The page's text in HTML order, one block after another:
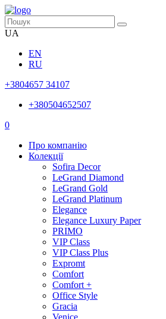
UA
EN
RU
+3804657 34107
+380504652507
0
Про компанію
Колекції
Sofira Decor
LeGrand Diamond
LeGrand Gold
LeGrand Platinum
Elegance
Elegance Luxury Paper
PRIMO
VIP Class
VIP Class Plus
Expromt
Comfort
Comfort +
Office Style
Gracia
Venice